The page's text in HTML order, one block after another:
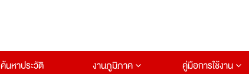
ค้นหาประวัติ งานภูมิภาค คู่มือการใช้งาน